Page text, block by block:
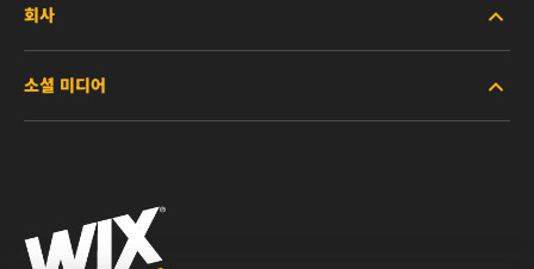
중장비용
승용 및 트럭용
레이싱용
회사
회사소개
연락처
소셜 미디어
Instagram